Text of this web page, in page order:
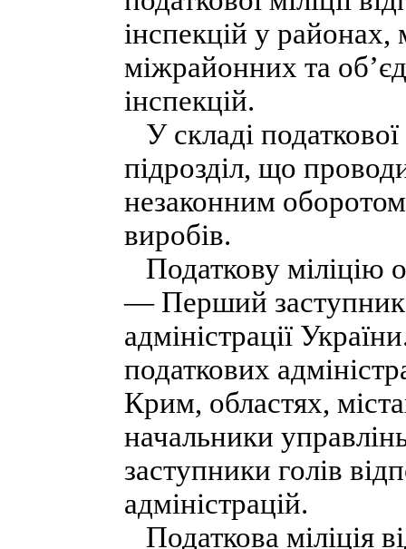
інспекцій у районах,
міжрайонних та
інспекцій.
У складі податкової
підрозділ, що
незаконним
виробів.
Податкову міліцію
— Перший заступник
адміністрації
податкових
Крим, областях,
начальники
заступники голів
адміністрацій.
Податкова міліція